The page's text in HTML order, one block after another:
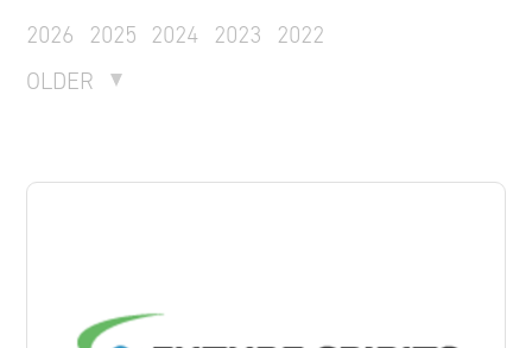
2026 2025 2024 2023
2022
OLDER